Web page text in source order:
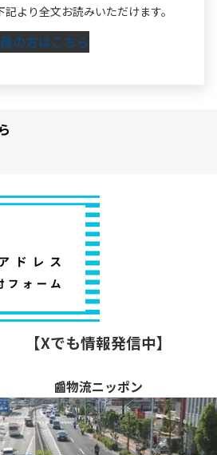
より全文お読みいただけます。
の方はこちら
【Xでも情報発信中】
📰物流ニッポン